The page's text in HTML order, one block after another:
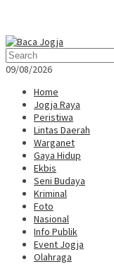
Mobile
Menu
09/08/2026
Home
Jogja Raya
Peristiwa
Lintas Daerah
Warganet
Gaya Hidup
Ekbis
Seni Budaya
Kriminal
Foto
Nasional
Info Publik
Event Jogja
Olahraga